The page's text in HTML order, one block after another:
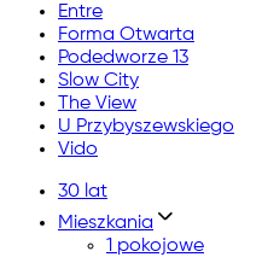
Entre
Forma Otwarta
Podedworze 13
Slow City
The View
U Przybyszewskiego
Vido
30 lat
Mieszkania
1 pokojowe